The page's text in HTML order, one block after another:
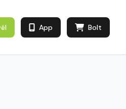
App Bolt